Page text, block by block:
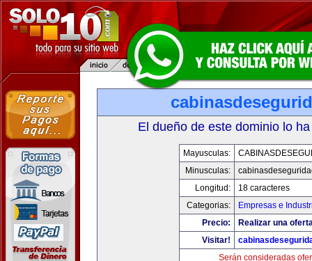
El dueño de este dominio lo
Mayusculas:
Minusculas:
Longitud:
18 caracteres
Categorias:
Empresas e
Precio:
Realizar una
Visitar!
Serán consideradas